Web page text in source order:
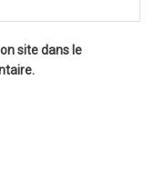
site dans le